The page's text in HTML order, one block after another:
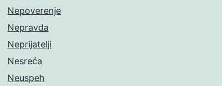
Nepoverenje
Nepravda
Neprijatelji
Nesreća
Neuspeh